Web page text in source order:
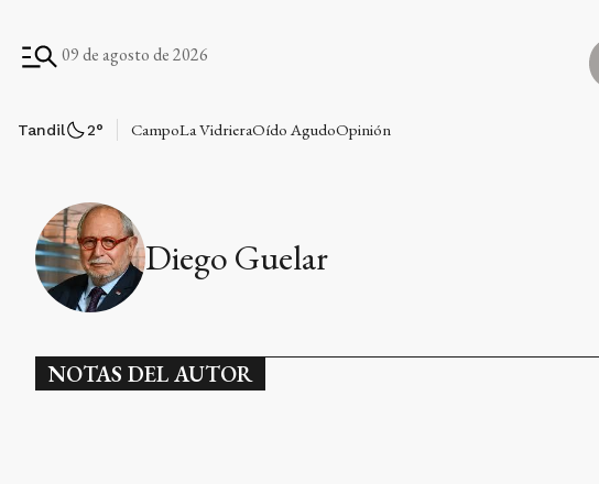
09 de agosto de 2026
Tandil 2° CampoLa VidrieraOído AgudoOpinión
Diego Guelar
NOTAS DEL AUTOR